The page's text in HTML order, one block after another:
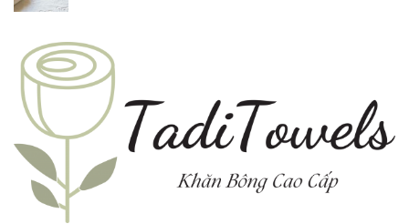
sao